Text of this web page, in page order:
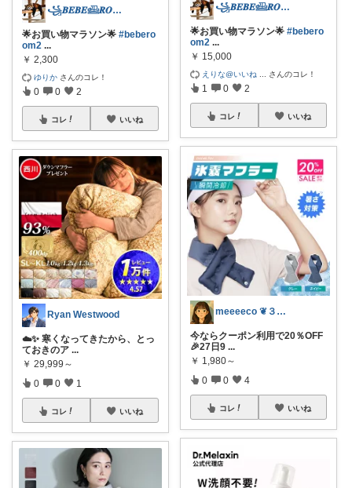
꧁𝑩𝑬𝑩𝑬𓊝𝑹𝑶𝑶𝑴꧂
🌟お買い物マラソン🌟 #bebero
om2 ...
￥ 2,300
ゆりか さんのコレ！
0 0 2
コレ いいね
Ryan Westwood
☁️✨ 寒くなってきたから、とっ
ておきのア ...
￥ 29,999～
0 0 1
コレ いいね
꧁𝑩𝑬𝑩𝑬𓊝𝑹𝑶𝑶𝑴꧂
🌟お買い物マラソン🌟 #bebero
om2 ...
￥ 15,000
えりな@いいね さんのコレ！
1 0 2
コレ いいね
meeeeco ❦３児ママ ❦
今ならクーポン利用で20％OFF
🎉27日9 ...
￥ 1,980～
0 0 4
コレ いいね